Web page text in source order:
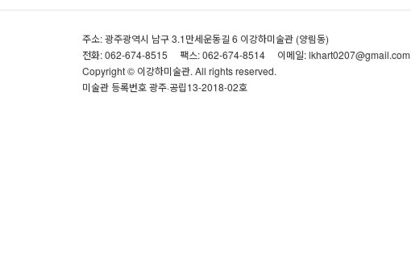
주소: 광주광역시 남구 3.1만세운동길 6 이강하미술관 (양림동)
전화: 062-674-8515
팩스: 062-674-8514
이메일: lkhart0207@gmail.com
Copyright © 이강하미술관. All rights reserved.
미술관 등록번호 광주·공립13-2018-02호